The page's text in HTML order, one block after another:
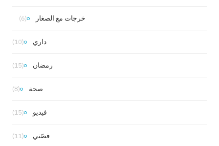
خرجات مع الصغار (6)
داري (10)
رمضان (15)
صحة (8)
فيديو (15)
قصّتي (11)